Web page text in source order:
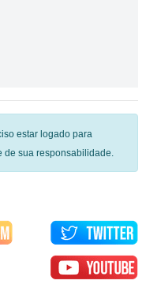
estar logado para
de sua responsabilidade.